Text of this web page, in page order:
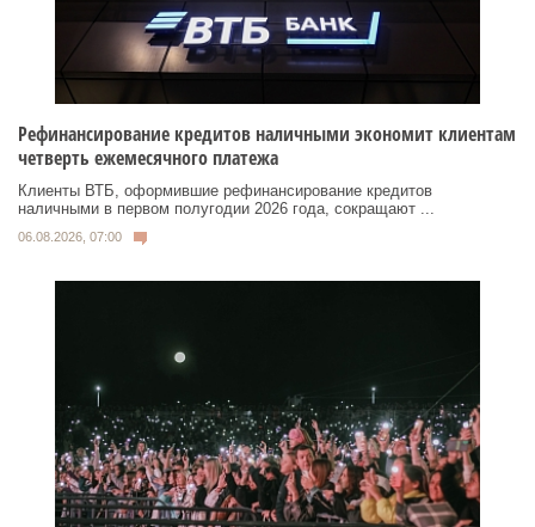
Рефинансирование кредитов наличными экономит клиентам
четверть ежемесячного платежа
Клиенты ВТБ, оформившие рефинансирование кредитов
наличными в первом полугодии 2026 года, сокращают ...
06.08.2026, 07:00